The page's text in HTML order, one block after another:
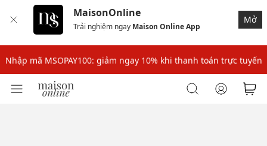
MaisonOnline
Trải nghiệm ngay Maison Online App
Mở
Nhập mã: MSOXINCHAO - Giảm 10% đơn đầu cho thành viên mới!
Nhập mã MSOPAY100: giảm ngay 10% khi thanh toán trực tuyến
Nhập mã: MSOXINCHAO - Giảm 10% đơn đầu cho thành viên mới!